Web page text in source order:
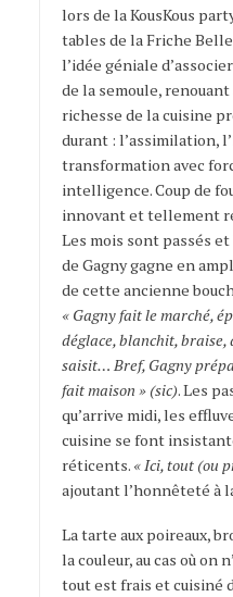
lors de la KousKous
tables de la Friche
l’idée géniale
de la semoule, renouant
richesse de la cuisine
durant : l’assimilation,
transformation avec
intelligence. Coup de
innovant et tellement
Les mois sont passés
de Gagny gagne en
de cette ancienne
« Gagny fait le marché,
déglace, blanchit, braise,
saisit… Bref, Gagny
fait maison » (sic). Les
qu’arrive midi, les
cuisine se font
réticents. « Ici, tout (ou
ajoutant l’honnêteté à
La tarte aux poireaux,
la couleur, au cas où on
tout est frais et cuisiné